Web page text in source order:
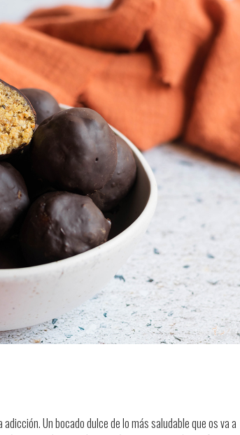
Un bocado dulce de lo más saludable que os va a